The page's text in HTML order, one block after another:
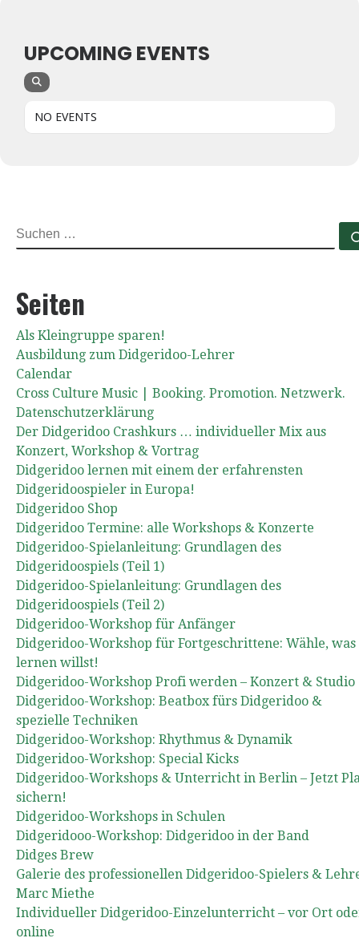
UPCOMING EVENTS
NO EVENTS
SUCHE
Seiten
Als Kleingruppe sparen!
Ausbildung zum Didgeridoo-Lehrer
Calendar
Cross Culture Music | Booking. Promotion. Netzwerk.
Datenschutzerklärung
Der Didgeridoo Crashkurs … individueller Mix aus
Konzert, Workshop & Vortrag
Didgeridoo lernen mit einem der erfahrensten
Didgeridoospieler in Europa!
Didgeridoo Shop
Didgeridoo Termine: alle Workshops & Konzerte
Didgeridoo-Spielanleitung: Grundlagen des
Didgeridoospiels (Teil 1)
Didgeridoo-Spielanleitung: Grundlagen des
Didgeridoospiels (Teil 2)
Didgeridoo-Workshop für Anfänger
Didgeridoo-Workshop für Fortgeschrittene: Wähle, was
lernen willst!
Didgeridoo-Workshop Profi werden – Konzert & Studio
Didgeridoo-Workshop: Beatbox fürs Didgeridoo &
spezielle Techniken
Didgeridoo-Workshop: Rhythmus & Dynamik
Didgeridoo-Workshop: Special Kicks
Didgeridoo-Workshops & Unterricht in Berlin – Jetzt
sichern!
Didgeridoo-Workshops in Schulen
Didgeridooo-Workshop: Didgeridoo in der Band
Didges Brew
Galerie des professionellen Didgeridoo-Spielers &
Marc Miethe
Individueller Didgeridoo-Einzelunterricht – vor Ort
online